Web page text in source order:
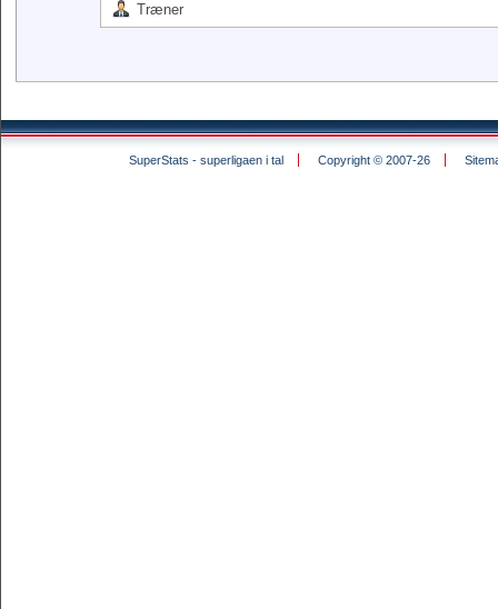
Træner
SuperStats - superligaen i tal Copyright © 2007-26